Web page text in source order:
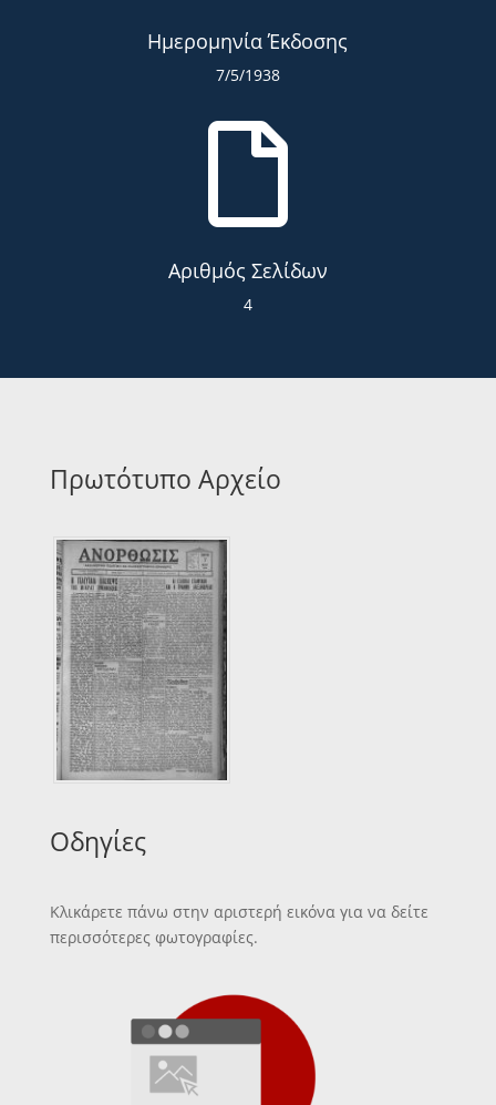
Ημερομηνία Έκδοσης
7/5/1938

Αριθμός Σελίδων
4
Πρωτότυπο Αρχείο
Οδηγίες
Κλικάρετε πάνω στην αριστερή εικόνα για να δείτε
περισσότερες φωτογραφίες.